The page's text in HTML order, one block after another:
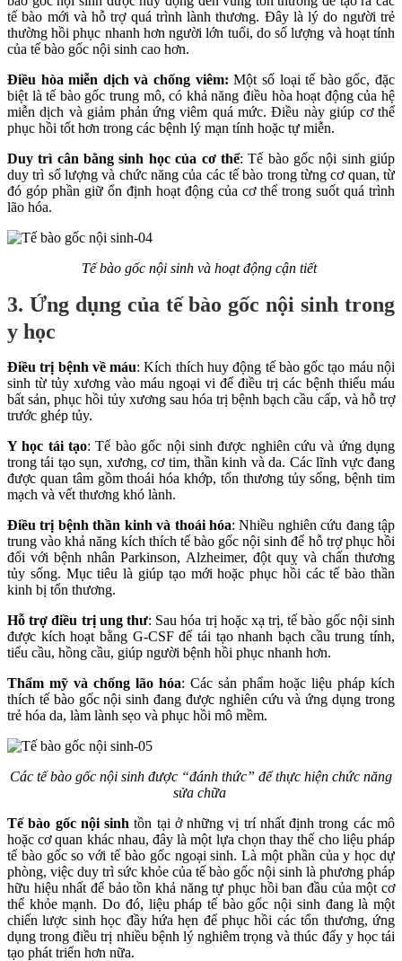
tế bào mới và hỗ trợ quá trình lành thương. Đây là lý do người trẻ
thường hồi phục nhanh hơn người lớn tuổi, do số lượng và hoạt tính
của tế bào gốc nội sinh cao hơn.
Điều hòa miễn dịch và chống viêm: Một số loại tế bào gốc, đặc
biệt là tế bào gốc trung mô, có khả năng điều hòa hoạt động của hệ
miễn dịch và giảm phản ứng viêm quá mức. Điều này giúp cơ thể
phục hồi tốt hơn trong các bệnh lý mạn tính hoặc tự miễn.
Duy trì cân bằng sinh học của cơ thể: Tế bào gốc nội sinh giúp
duy trì số lượng và chức năng của các tế bào trong từng cơ quan, từ
đó góp phần giữ ổn định hoạt động của cơ thể trong suốt quá trình
lão hóa.
Tế bào gốc nội sinh và hoạt động cận tiết
3. Ứng dụng của tế bào gốc nội sinh trong
y học
Điều trị bệnh về máu: Kích thích huy động tế bào gốc tạo máu nội
sinh từ tủy xương vào máu ngoại vi để điều trị các bệnh thiếu máu
bất sản, phục hồi tủy xương sau hóa trị bệnh bạch cầu cấp, và hỗ trợ
trước ghép tủy.
Y học tái tạo: Tế bào gốc nội sinh được nghiên cứu và ứng dụng
trong tái tạo sụn, xương, cơ tim, thần kinh và da. Các lĩnh vực đang
được quan tâm gồm thoái hóa khớp, tổn thương tủy sống, bệnh tim
mạch và vết thương khó lành.
Điều trị bệnh thần kinh và thoái hóa: Nhiều nghiên cứu đang tập
trung vào khả năng kích thích tế bào gốc nội sinh để hỗ trợ phục hồi
đối với bệnh nhân Parkinson, Alzheimer, đột quỵ và chấn thương
tủy sống. Mục tiêu là giúp tạo mới hoặc phục hồi các tế bào thần
kinh bị tổn thương.
Hỗ trợ điều trị ung thư: Sau hóa trị hoặc xạ trị, tế bào gốc nội sinh
được kích hoạt bằng G-CSF để tái tạo nhanh bạch cầu trung tính,
tiểu cầu, hồng cầu, giúp người bệnh hồi phục nhanh hơn.
Thẩm mỹ và chống lão hóa: Các sản phẩm hoặc liệu pháp kích
thích tế bào gốc nội sinh đang được nghiên cứu và ứng dụng trong
trẻ hóa da, làm lành sẹo và phục hồi mô mềm.
Các tế bào gốc nội sinh được “đánh thức” để thực hiện chức năng
sửa chữa
Tế bào gốc nội sinh tồn tại ở những vị trí nhất định trong các mô
hoặc cơ quan khác nhau, đây là một lựa chọn thay thế cho liệu pháp
tế bào gốc so với tế bào gốc ngoại sinh. Là một phần của y học dự
phòng, việc duy trì sức khỏe của tế bào gốc nội sinh là phương pháp
hữu hiệu nhất để bảo tồn khả năng tự phục hồi ban đầu của một cơ
thể khỏe mạnh. Do đó, liệu pháp tế bào gốc nội sinh đang là một
chiến lược sinh học đầy hứa hẹn để phục hồi các tổn thương, ứng
dụng trong điều trị nhiều bệnh lý nghiêm trọng và thúc đẩy y học tái
tạo phát triển hơn nữa.